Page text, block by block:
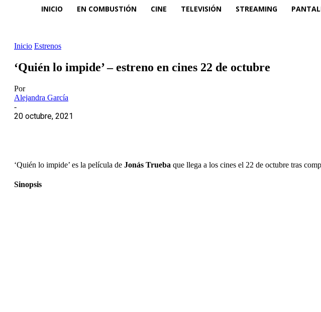
INICIO EN COMBUSTIÓN CINE TELEVISIÓN STREAMING
Inicio Estrenos
‘Quién lo impide’ – estreno en cines 22 de octubre
Por
Alejandra García
-
20 octubre, 2021
‘Quién lo impide’ es la película de Jonás Trueba que llega a los cines el 22 de octubre tras
Sinopsis